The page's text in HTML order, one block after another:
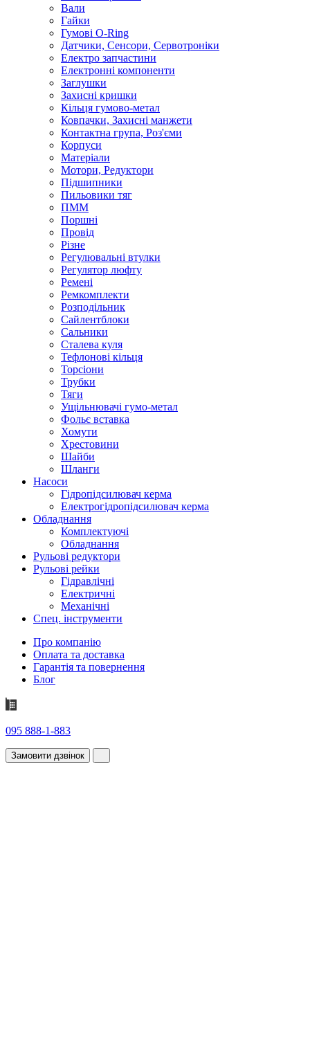
Вали
Гайки
Гумові O-Ring
Датчики, Сенсори, Сервотроніки
Електро запчастини
Електронні компоненти
Заглушки
Захисні кришки
Кільця гумово-метал
Ковпачки, Захисні манжети
Контактна група, Роз'єми
Корпуси
Матеріали
Мотори, Редуктори
Підшипники
Пильовики тяг
ПММ
Поршні
Провід
Різне
Регулювальні втулки
Регулятор люфту
Ремені
Ремкомплекти
Розподільник
Сайлентблоки
Сальники
Сталева куля
Тефлонові кільця
Торсіони
Трубки
Тяги
Ущільнювачі гумо-метал
Фольє вставка
Хомути
Хрестовини
Шайби
Шланги
Насоси
Гідропідсилювач керма
Електрогідропідсилювач керма
Обладнання
Комплектуючі
Обладнання
Рульові редуктори
Рульові рейки
Гідравлічні
Електричні
Механічні
Спец. інструменти
Про компанію
Оплата та доставка
Гарантія та повернення
Блог
095 888-1-883
Замовити дзвінок